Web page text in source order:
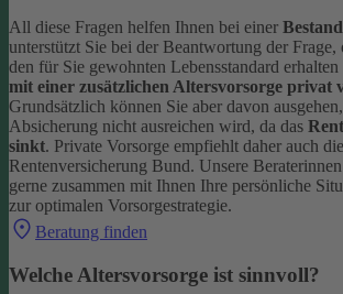
All diese Fragen helfen Ihnen bei einer
unterstützt Sie bei der Beantwortung der
den für Sie gewohnten Lebensstandard
mit einer zusätzlichen Altersvorsorge privat
Grundsätzlich können Sie aber davon
Absicherung nicht ausreichen wird, da das
sinkt. Private Vorsorge empfiehlt daher auch
Rentenversicherung Bund. Unsere
gerne zusammen mit Ihnen Ihre persönliche
zur optimalen Vorsorgestrategie.
Beratung finden
Welche Altersvorsorge ist sinnvoll?